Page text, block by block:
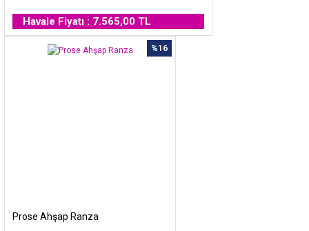
Havale Fiyatı : 7.565,00 TL
%16
Prose Ahşap Ranza